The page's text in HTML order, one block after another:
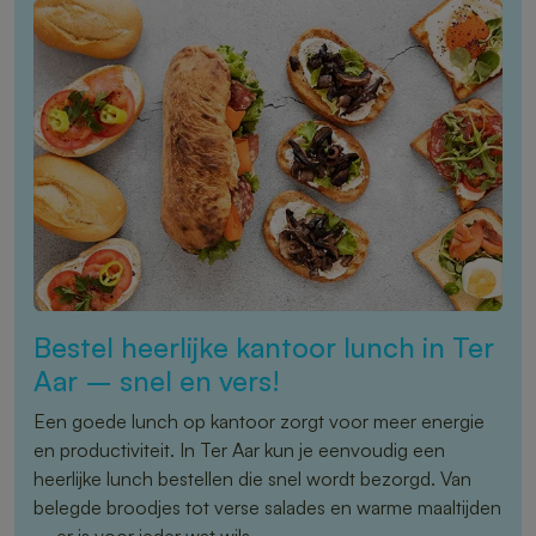
Bestel heerlijke kantoor lunch in Ter
Aar – snel en vers!
Een goede lunch op kantoor zorgt voor meer energie
en productiviteit. In Ter Aar kun je eenvoudig een
heerlijke lunch bestellen die snel wordt bezorgd. Van
belegde broodjes tot verse salades en warme maaltijden